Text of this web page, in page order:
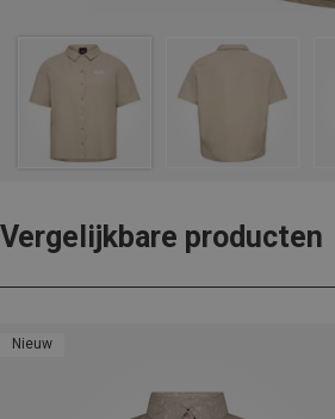
Vergelijkbare producten
Nieuw